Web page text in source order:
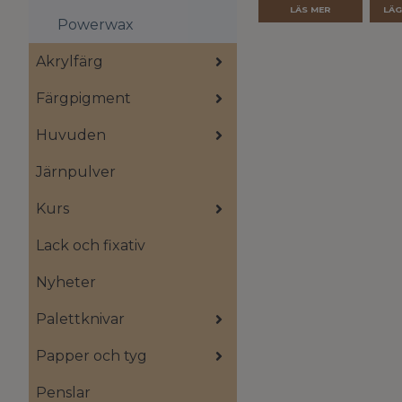
Powerwax
Akrylfärg
Färgpigment
Huvuden
Järnpulver
Kurs
Lack och fixativ
Nyheter
Palettknivar
Papper och tyg
Penslar
LÄS MER